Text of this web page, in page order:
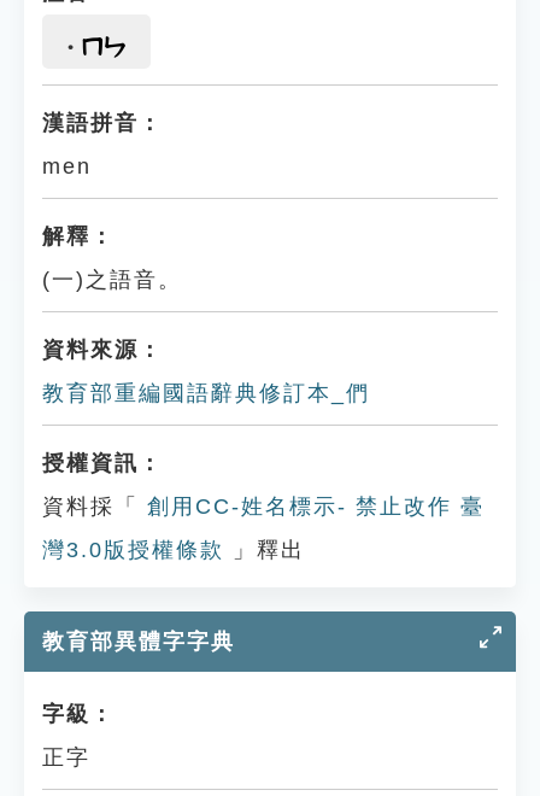
ㄇㄣ
漢語拼音：
men
解釋：
(一)之語音。
資料來源：
教育部重編國語辭典修訂本_們
授權資訊：
資料採「
創用CC-姓名標示- 禁止改作 臺
灣3.0版授權條款
」釋出
教育部異體字字典
字級：
正字